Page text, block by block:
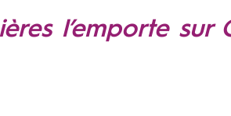
l’emporte